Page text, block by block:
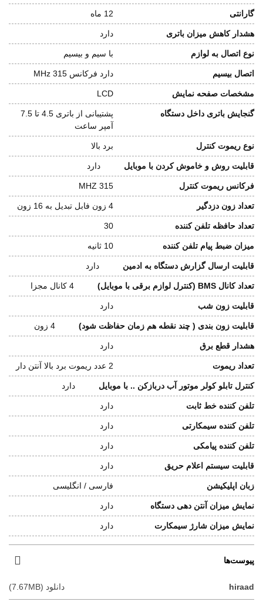
گارانتی 12 ماه
هشدار کاهش میزان باتری دارد
نوع اتصال به لوازم با سیم و بیسیم
اتصال بیسیم دارد فرکانس 315 MHz
مشخصات صفحه نمایش LCD
گنجایش باتری داخل دستگاه
پشتیبانی از باتری 4.5 تا 7.5
آمپر ساعت
نوع ریموت کنترل برد بالا
قابلیت روش و خاموش کردن با موبایل دارد
فرکانس ریموت کنترل 315 MHZ
تعداد زون دزدگیر 4 زون فابل تبدیل به 16 زون
تعداد حافظه تلفن کننده 30
میزان ضبط پیام تلفن کننده 10 ثانیه
قابلیت ارسال گزارش دستگاه به ادمین دارد
تعداد کانال BMS (کنترل لوازم برقی با موبایل) 4 کانال مجزا
قابلیت زون شب دارد
قابلیت زون بندی ( چند نقطه هم زمان حفاظت شود) 4 زون
هشدار قطع برق دارد
تعداد ریموت 2 عدد ریموت برد بالا آنتن دار
کنترل تابلو کولر موتور آب دربازکن .. با موبایل دارد
تلفن کننده خط ثابت دارد
تلفن کننده سیمکارتی دارد
تلفن کننده پیامکی دارد
قابلیت سیستم اعلام حریق دارد
زبان اپلیکیشن فارسی / انگلیسی
نمایش میزان آنتن دهی دستگاه دارد
نمایش میزان شارژ سیمکارت دارد
پیوست‌ها
hiraad دانلود (7.67MB)